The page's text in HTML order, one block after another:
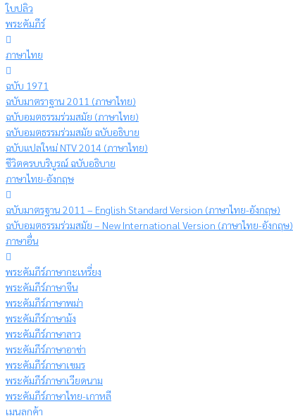
ใบปลิว
พระคัมภีร์
ภาษาไทย
ฉบับ 1971
ฉบับมาตราฐาน 2011 (ภาษาไทย)
ฉบับอมตธรรมร่วมสมัย (ภาษาไทย)
ฉบับอมตธรรมร่วมสมัย ฉบับอธิบาย
ฉบับแปลใหม่ NTV 2014 (ภาษาไทย)
ชีวิตครบบริบูรณ์ ฉบับอธิบาย
ภาษาไทย-อังกฤษ
ฉบับมาตรฐาน 2011 – English Standard Version (ภาษาไทย-อังกฤษ)
ฉบับอมตธรรมร่วมสมัย – New International Version (ภาษาไทย-อังกฤษ)
ภาษาอื่น
พระคัมภีร์ภาษากะเหรี่ยง
พระคัมภีร์ภาษาจีน
พระคัมภีร์ภาษาพม่า
พระคัมภีร์ภาษาม้ง
พระคัมภีร์ภาษาลาว
พระคัมภีร์ภาษาอาข่า
พระคัมภีร์ภาษาเขมร
พระคัมภีร์ภาษาเวียดนาม
พระคัมภีร์ภาษาไทย-เกาหลี
เมนูลูกค้า